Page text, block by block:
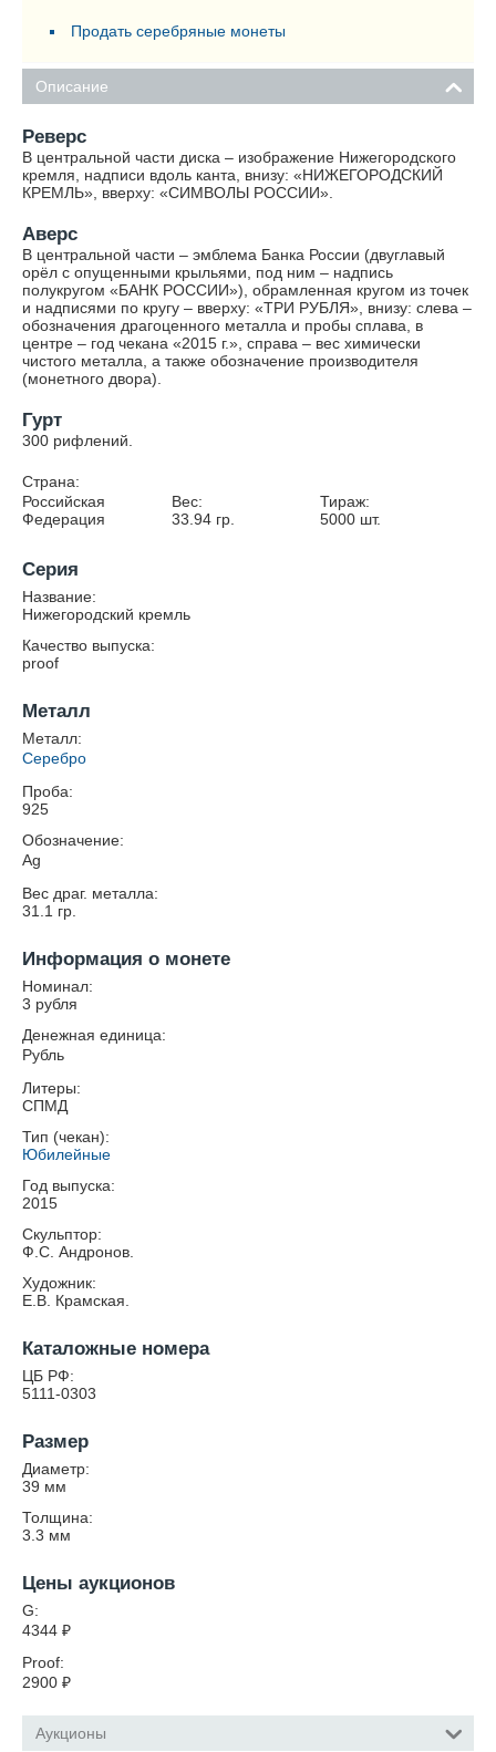
Продать серебряные монеты
Описание
Реверс
В центральной части диска – изображение Нижегородского
кремля, надписи вдоль канта, внизу: «НИЖЕГОРОДСКИЙ
КРЕМЛЬ», вверху: «СИМВОЛЫ РОССИИ».
Аверс
В центральной части – эмблема Банка России (двуглавый
орёл с опущенными крыльями, под ним – надпись
полукругом «БАНК РОССИИ»), обрамленная кругом из точек
и надписями по кругу – вверху: «ТРИ РУБЛЯ», внизу: слева –
обозначения драгоценного металла и пробы сплава, в
центре – год чекана «2015 г.», справа – вес химически
чистого металла, а также обозначение производителя
(монетного двора).
Гурт
300 рифлений.
Страна:
Российская
Федерация
Вес:
33.94гр.
Тираж:
5000 шт.
Серия
Название:
Нижегородский кремль
Качество выпуска:
proof
Металл
Металл:
Серебро
Проба:
925
Обозначение:
Ag
Вес драг. металла:
31.1 гр.
Информация о монете
Номинал:
3 рубля
Денежная единица:
Рубль
Литеры:
СПМД
Тип (чекан):
Юбилейные
Год выпуска:
2015
Скульптор:
Ф.С. Андронов.
Художник:
Е.В. Крамская.
Каталожные номера
ЦБ РФ:
5111-0303
Размер
Диаметр:
39 мм
Толщина:
3.3 мм
Цены аукционов
G:
4344 ₽
Proof:
2900 ₽
Аукционы